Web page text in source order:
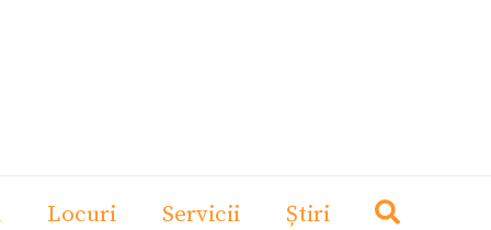
Locuri Servicii Știri